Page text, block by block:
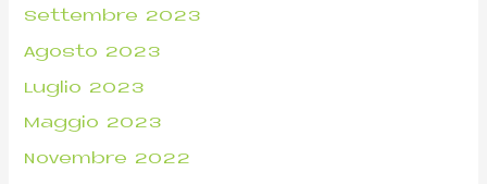
Settembre 2023
Agosto 2023
Luglio 2023
Maggio 2023
Novembre 2022